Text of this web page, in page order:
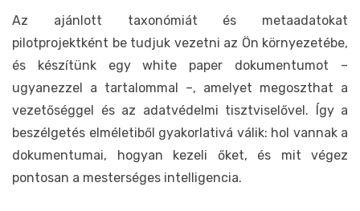
Az ajánlott taxonómiát és metaadatokat
pilotprojektként be tudjuk vezetni az Ön környezetébe,
és készítünk egy white paper dokumentumot –
ugyanezzel a tartalommal –, amelyet megoszthat a
vezetőséggel és az adatvédelmi tisztviselővel. Így a
beszélgetés elméletiből gyakorlativá válik: hol vannak a
dokumentumai, hogyan kezeli őket, és mit végez
pontosan a mesterséges intelligencia.